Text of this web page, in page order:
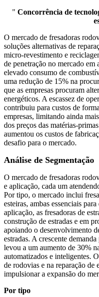
" Concorrência de
O mercado de fresadoras
soluções alternativas de
micro-revestimento e
de penetração no mercado
elevado consumo de
uma redução de 15% na
que as empresas procuram
energéticos. A escassez de
contribuiu para custos de
empresas, limitando ainda
dos preços das matérias-
aumentou os custos de
desafio para o mercado.
Análise de Segmentação
O mercado de fresadoras
e aplicação, cada um
Por tipo, o mercado inclui
esteiras, ambas essenciais
aplicação, as fresadoras de
construção de estradas e em
apoiando o desenvolvimento
estradas. A crescente
levou a um aumento de 30%
automatizados e inteligentes.
de rodovias e na reparação de
impulsionar a expansão do
Por tipo